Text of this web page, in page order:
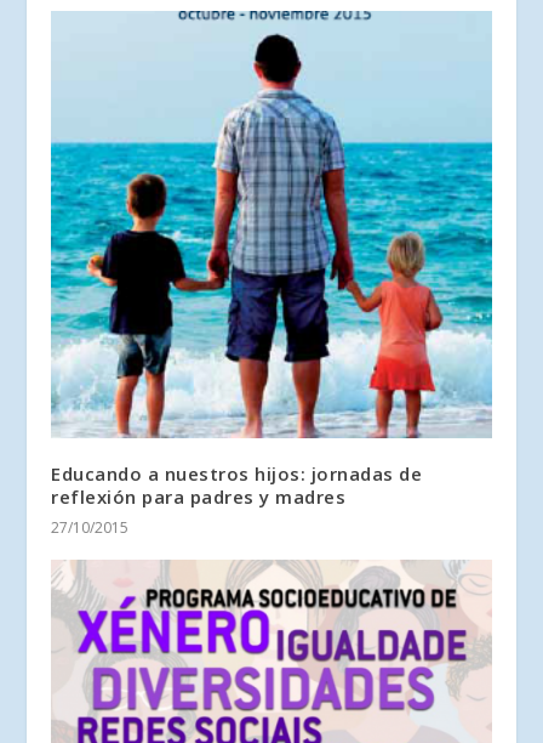
Educando a nuestros hijos: jornadas de
reflexión para padres y madres
27/10/2015